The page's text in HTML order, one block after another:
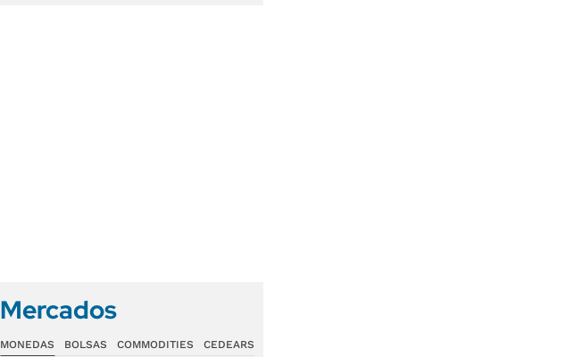
Mercados
MONEDAS BOLSAS COMMODITIES CEDEARS